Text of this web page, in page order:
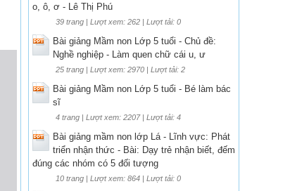
o, ô, ơ - Lê Thị Phú
39 trang | Lượt xem: 262 | Lượt tải: 0
Bài giảng Mầm non Lớp 5 tuổi - Chủ đề:
Nghề nghiệp - Làm quen chữ cái u, ư
25 trang | Lượt xem: 2970 | Lượt tải: 2
Bài giảng Mầm non Lớp 5 tuổi - Bé làm bác
sĩ
4 trang | Lượt xem: 2207 | Lượt tải: 4
Bài giảng mầm non lớp Lá - Lĩnh vực: Phát
triển nhận thức - Bài: Dạy trẻ nhận biết, đếm
đúng các nhóm có 5 đối tượng
10 trang | Lượt xem: 864 | Lượt tải: 0